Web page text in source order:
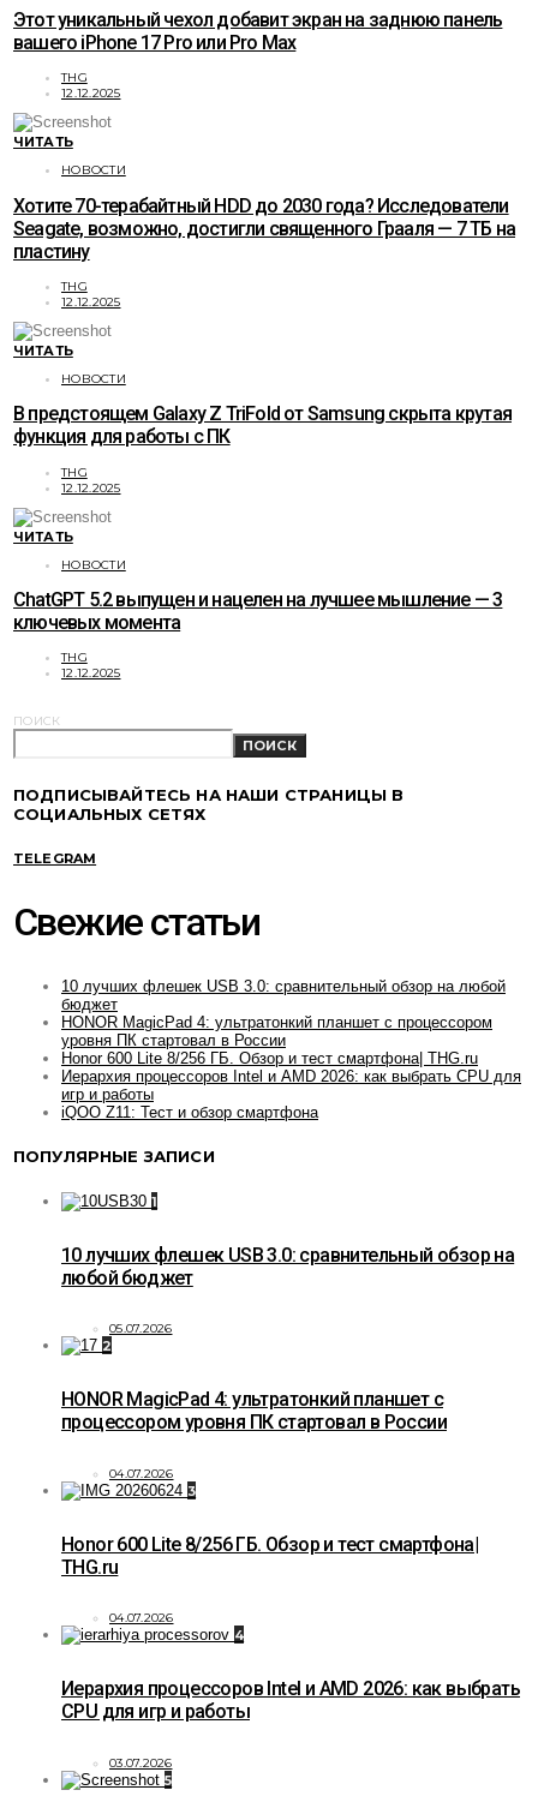
Этот уникальный чехол добавит экран на заднюю панель
вашего iPhone 17 Pro или Pro Max
THG
12.12.2025
ЧИТАТЬ
НОВОСТИ
Хотите 70-терабайтный HDD до 2030 года? Исследователи
Seagate, возможно, достигли священного Грааля — 7 ТБ на
пластину
THG
12.12.2025
ЧИТАТЬ
НОВОСТИ
В предстоящем Galaxy Z TriFold от Samsung скрыта крутая
функция для работы с ПК
THG
12.12.2025
ЧИТАТЬ
НОВОСТИ
ChatGPT 5.2 выпущен и нацелен на лучшее мышление — 3
ключевых момента
THG
12.12.2025
ПОИСК
ПОИСК
ПОДПИСЫВАЙТЕСЬ НА НАШИ СТРАНИЦЫ В
СОЦИАЛЬНЫХ СЕТЯХ
TELEGRAM
Свежие статьи
10 лучших флешек USB 3.0: сравнительный обзор на любой
бюджет
HONOR MagicPad 4: ультратонкий планшет с процессором
уровня ПК стартовал в России
Honor 600 Lite 8/256 ГБ. Обзор и тест смартфона| THG.ru
Иерархия процессоров Intel и AMD 2026: как выбрать CPU для
игр и работы
iQOO Z11: Тест и обзор смартфона
ПОПУЛЯРНЫЕ ЗАПИСИ
1
10 лучших флешек USB 3.0: сравнительный обзор на
любой бюджет
05.07.2026
2
HONOR MagicPad 4: ультратонкий планшет с
процессором уровня ПК стартовал в России
04.07.2026
3
Honor 600 Lite 8/256 ГБ. Обзор и тест смартфона|
THG.ru
04.07.2026
4
Иерархия процессоров Intel и AMD 2026: как выбрать
CPU для игр и работы
03.07.2026
5